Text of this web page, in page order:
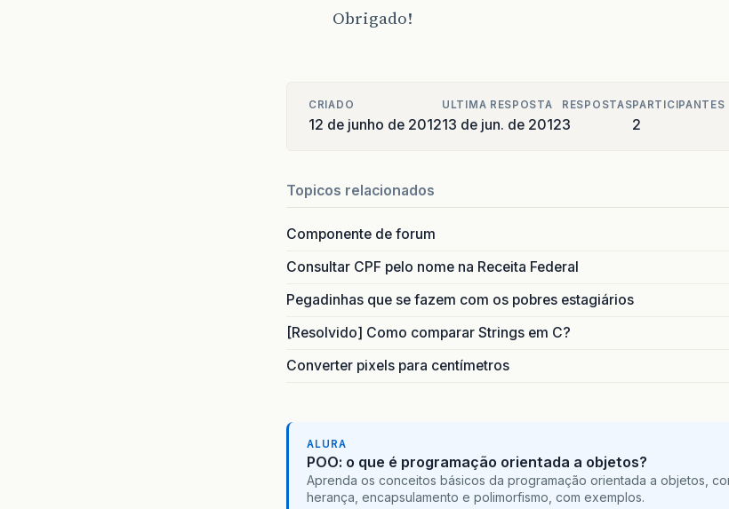
Obrigado!
CRIADO
12 de junho de 2012
ULTIMA RESPOSTA
13 de jun. de 2012
RESPOSTAS
3
PARTICIPANTES
2
Topicos relacionados
Componente de forum
Consultar CPF pelo nome na Receita Federal
Pegadinhas que se fazem com os pobres estagiários
[Resolvido] Como comparar Strings em C?
Converter pixels para centímetros
ALURA
POO: o que é programação orientada a objetos?
Aprenda os conceitos básicos da programação orientada a objetos,
herança, encapsulamento e polimorfismo, com exemplos.